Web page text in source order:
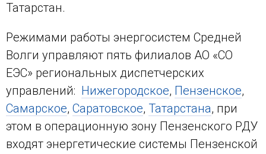
Татарстан.
Режимами работы энергосистем Средней
Волги управляют пять филиалов АО «СО
ЕЭС» региональных диспетчерских
управлений: Нижегородское, Пензенское,
Самарское, Саратовское, Татарстана, при
этом в операционную зону Пензенского РДУ
входят энергетические системы Пензенской